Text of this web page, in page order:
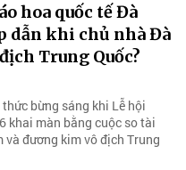
hoa quốc tế Đà
dẫn khi chủ nhà Đà
Trung Quốc?
bừng sáng khi Lễ hội
khai màn bằng cuộc so tài
đương kim vô địch Trung